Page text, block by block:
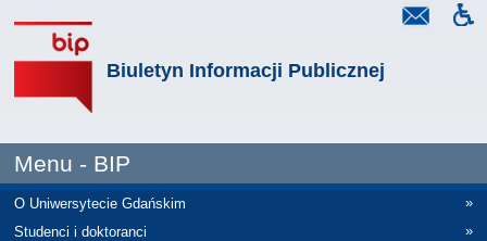
Biuletyn Informacji Publicznej
Menu - BIP
O Uniwersytecie Gdańskim
»
Studenci i doktoranci
»